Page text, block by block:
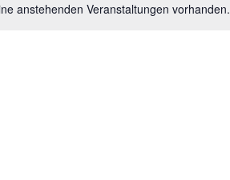
anstehenden Veranstaltungen vorhanden.